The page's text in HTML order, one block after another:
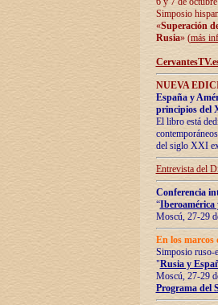
Simposio
«Superación
Rusia» (más
NUEVA
España y
principios del
El libro está
del siglo XXI
Entrevista del
Conferencia
“Iberoamérica
Moscú, 27-29
En los marcos
Simposio ruso-
"Rusia y
Moscú, 27-29
Programa del